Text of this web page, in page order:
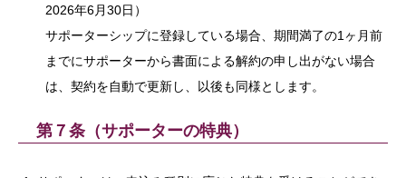
2026年6月30日）
サポーターシップに登録している場合、期間満了の1ヶ月前
までにサポーターから書面による解約の申し出がない場合
は、契約を自動で更新し、以後も同様とします。
第７条（サポーターの特典）